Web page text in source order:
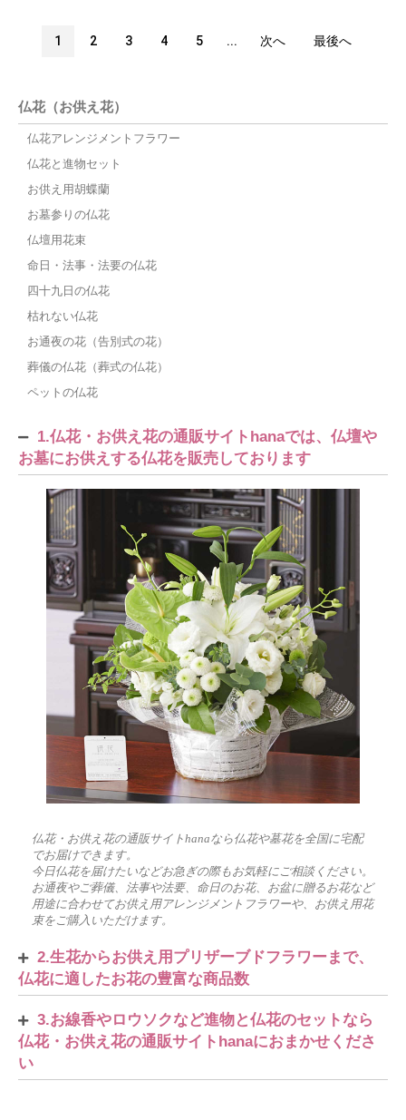
1 2 3 4 5 ... 次へ 最後へ
仏花（お供え花）
仏花アレンジメントフラワー
仏花と進物セット
お供え用胡蝶蘭
お墓参りの仏花
仏壇用花束
命日・法事・法要の仏花
四十九日の仏花
枯れない仏花
お通夜の花（告別式の花）
葬儀の仏花（葬式の仏花）
ペットの仏花
1.仏花・お供え花の通販サイトhanaでは、仏壇や
お墓にお供えする仏花を販売しております
仏花・お供え花の通販サイトhanaなら仏花や墓花を全国に宅配
でお届けできます。
今日仏花を届けたいなどお急ぎの際もお気軽にご相談ください。
お通夜やご葬儀、法事や法要、命日のお花、お盆に贈るお花など
用途に合わせてお供え用アレンジメントフラワーや、お供え用花
束をご購入いただけます。
2.生花からお供え用プリザーブドフラワーまで、
仏花に適したお花の豊富な商品数
3.お線香やロウソクなど進物と仏花のセットなら
仏花・お供え花の通販サイトhanaにおまかせくださ
い